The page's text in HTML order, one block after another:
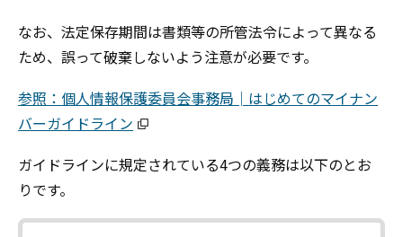
なお、法定保存期間は書類等の所管法令によって異なる
ため、誤って破棄しないよう注意が必要です。
参照：個人情報保護委員会事務局│はじめてのマイナン
バーガイドライン
ガイドラインに規定されている4つの義務は以下のとお
りです。